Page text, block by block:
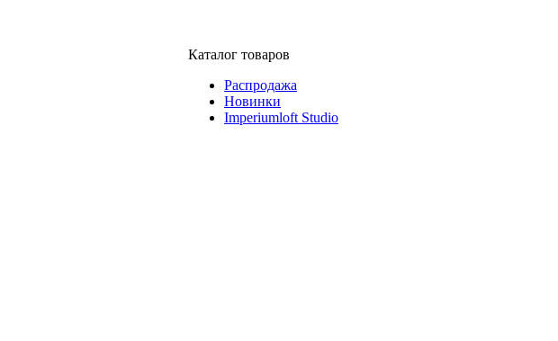
Каталог товаров
Распродажа
Новинки
Imperiumloft Studio